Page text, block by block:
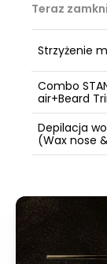
Teraz
Strzyżenie
Combo
air+Beard
Depilacja
(Wax nose